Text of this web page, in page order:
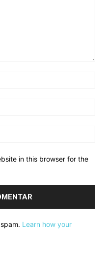
in this browser for the
Learn how your